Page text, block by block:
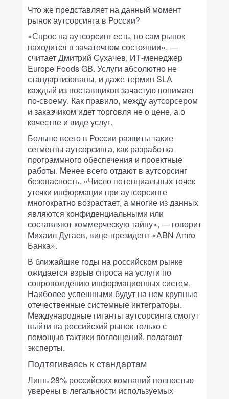
Что же представляет на данный момент
рынок аутсорсинга в России?
«Спрос на аутсорсинг есть, но сам рынок
находится в зачаточном состоянии», —
считает Дмитрий Сухачев, ИТ-менеджер
Europe Foods GB. Услуги абсолютно не
стандартизованы, и даже термин SLA
каждый из поставщиков зачастую понимает
по-своему. Как правило, между аутсорсером
и заказчиком идет торговля не о цене, а о
качестве и виде услуг.
Больше всего в России развиты такие
сегменты аутсорсинга, как разработка
программного обеспечения и проектные
работы. Менее всего отдают в аутсорсинг
безопасность. «Число потенциальных точек
утечки информации при аутсорсинге
многократно возрастает, а многие из данных
являются конфиденциальными или
составляют коммерческую тайну», — говорит
Михаил Дугаев, вице-президент «ABN Amro
Банка».
В ближайшие годы на российском рынке
ожидается взрыв спроса на услуги по
сопровождению информационных систем.
Наиболее успешными будут на нем крупные
отечественные системные интеграторы.
Международные гиганты аутсорсинга смогут
выйти на российский рынок только с
помощью тактики поглощений, полагают
эксперты.
Подтягиваясь к стандартам
Лишь 28% российских компаний полностью
уверены в легальности используемых